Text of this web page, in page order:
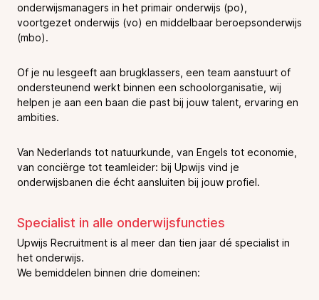
onderwijsmanagers in het primair onderwijs (po),
voortgezet onderwijs (vo) en middelbaar beroepsonderwijs
(mbo).
Of je nu lesgeeft aan brugklassers, een team aanstuurt of
ondersteunend werkt binnen een schoolorganisatie, wij
helpen je aan een baan die past bij jouw talent, ervaring en
ambities.
Van Nederlands tot natuurkunde, van Engels tot economie,
van conciërge tot teamleider: bij Upwijs vind je
onderwijsbanen die écht aansluiten bij jouw profiel.
Specialist in alle onderwijsfuncties
Upwijs Recruitment is al meer dan tien jaar dé specialist in
het onderwijs.
We bemiddelen binnen drie domeinen: